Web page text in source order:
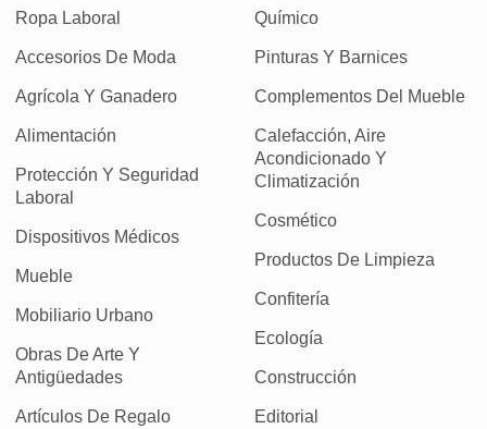
Ropa Laboral
Accesorios De Moda
Agrícola Y Ganadero
Alimentación
Protección Y Seguridad
Laboral
Dispositivos Médicos
Mueble
Mobiliario Urbano
Obras De Arte Y
Antigüedades
Artículos De Regalo
Químico
Pinturas Y Barnices
Complementos Del Mueble
Calefacción, Aire
Acondicionado Y
Climatización
Cosmético
Productos De Limpieza
Confitería
Ecología
Construcción
Editorial